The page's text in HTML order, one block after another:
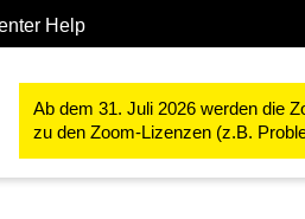
Help
Ab dem 31. Juli 2026 werden die
zu den Zoom-Lizenzen (z.B.
Studium & Lehre RWTHmoodle